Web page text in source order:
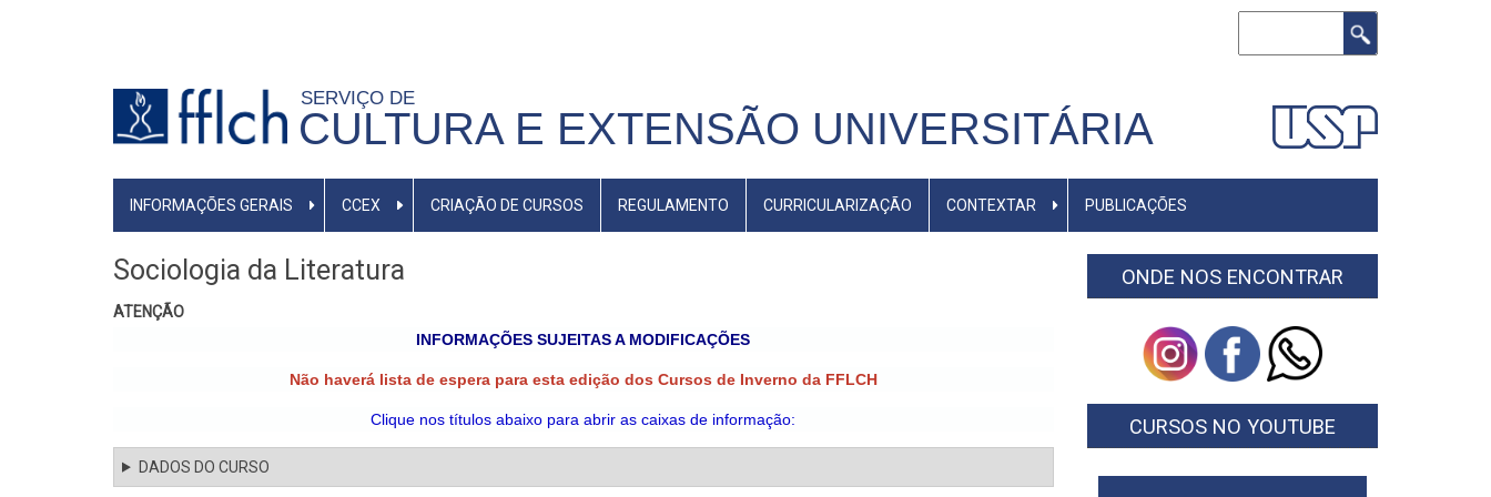
SERVIÇO DE
CULTURA E EXTENSÃO UNIVERSITÁRIA
MENU
INFORMAÇÕES GERAIS CCEX CRIAÇÃO DE CURSOS REGULAMENTO CURRICULARIZAÇÃO CONTEXTAR PUBLICAÇÕES
Sociologia da Literatura
ATENÇÃO
INFORMAÇÕES SUJEITAS A MODIFICAÇÕES
Não haverá lista de espera para esta edição dos Cursos de Inverno da FFLCH
Clique nos títulos abaixo para abrir as caixas de informação:
DADOS DO CURSO
ONDE NOS ENCONTRAR
CURSOS NO YOUTUBE